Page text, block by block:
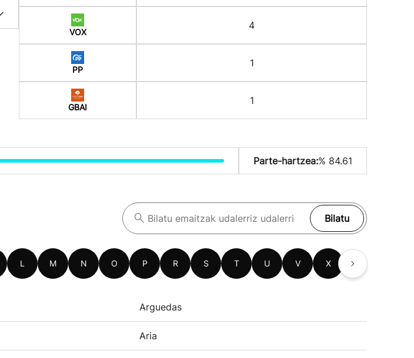
VOX
4
PP
1
GBAI
1
Parte-hartzea:% 84.61
Bilatu
L M N O P R S T U V X
Arguedas
Aria